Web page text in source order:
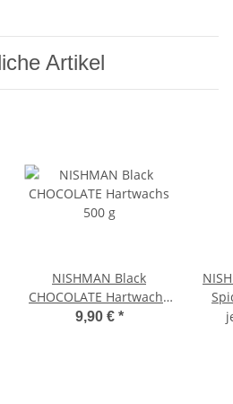
Artikel
NISHMAN Black
CHOCOLATE Hartwachs
500 g
9,90 € *